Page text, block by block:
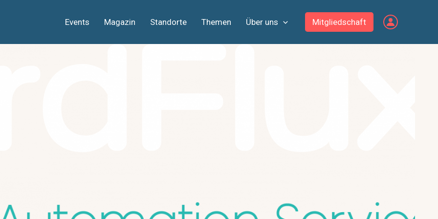
Events Magazin Standorte Themen Über uns Mitgliedschaft